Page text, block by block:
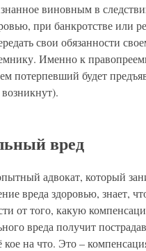
виновным в
при банкротстве или
свои обязанности
Именно к
потерпевший будет
вред
адвокат, который
вреда здоровью, знает,
от того, какую
вреда получит
кое на что. Это –